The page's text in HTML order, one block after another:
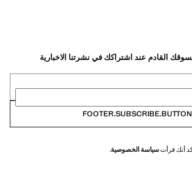
FOOTER.SUBSCRIBE.BUTTON
أنك قرأتسياسة الخصوصية.